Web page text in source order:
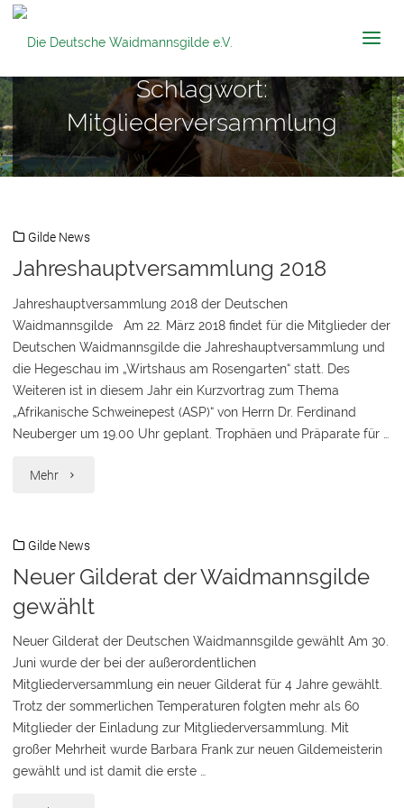
Schlagwort:
Mitgliederversammlung
Gilde News
Jahreshauptversammlung 2018
Jahreshauptversammlung 2018 der Deutschen
Waidmannsgilde Am 22. März 2018 findet für die Mitglieder der
Deutschen Waidmannsgilde die Jahreshauptversammlung und
die Hegeschau im „Wirtshaus am Rosengarten“ statt. Des
Weiteren ist in diesem Jahr ein Kurzvortrag zum Thema
„Afrikanische Schweinepest (ASP)“ von Herrn Dr. Ferdinand
Neuberger um 19.00 Uhr geplant. Trophäen und Präparate für …
Mehr "Jahreshauptversammlung
Gilde News
Neuer Gilderat der Waidmannsgilde
gewählt
Neuer Gilderat der Deutschen Waidmannsgilde gewählt Am 30.
Juni wurde der bei der außerordentlichen
Mitgliederversammlung ein neuer Gilderat für 4 Jahre gewählt.
Trotz der sommerlichen Temperaturen folgten mehr als 60
Mitglieder der Einladung zur Mitgliederversammlung. Mit
großer Mehrheit wurde Barbara Frank zur neuen Gildemeisterin
gewählt und ist damit die erste …